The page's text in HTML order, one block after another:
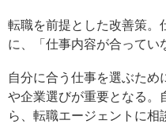
転職を前提とした改善策。
に、「仕事内容が合ってい
自分に合う仕事を選ぶた
や企業選びが重要となる。
ら、転職エージェントに相